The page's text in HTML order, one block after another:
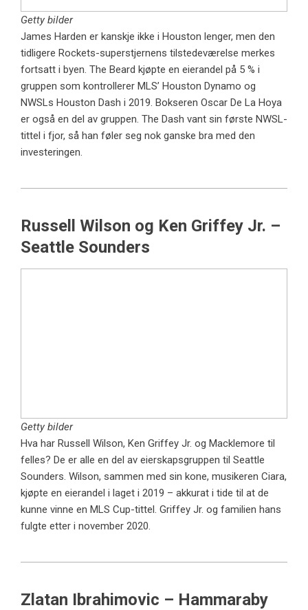
Getty bilder
James Harden er kanskje ikke i Houston lenger, men den
tidligere Rockets-superstjernens tilstedeværelse merkes
fortsatt i byen. The Beard kjøpte en eierandel på 5 % i
gruppen som kontrollerer MLS’ Houston Dynamo og
NWSLs Houston Dash i 2019. Bokseren Oscar De La Hoya
er også en del av gruppen. The Dash vant sin første NWSL-
tittel i fjor, så han føler seg nok ganske bra med den
investeringen.
Russell Wilson og Ken Griffey Jr. –
Seattle Sounders
Getty bilder
Hva har Russell Wilson, Ken Griffey Jr. og Macklemore til
felles? De er alle en del av eierskapsgruppen til Seattle
Sounders. Wilson, sammen med sin kone, musikeren Ciara,
kjøpte en eierandel i laget i 2019 – akkurat i tide til at de
kunne vinne en MLS Cup-tittel. Griffey Jr. og familien hans
fulgte etter i november 2020.
Zlatan Ibrahimovic – Hammaraby